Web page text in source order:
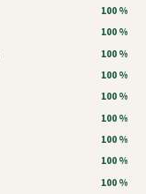
100 %
100 %
100 %
100 %
100 %
100 %
100 %
100 %
100 %